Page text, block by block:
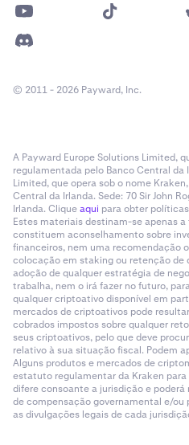
© 2011 - 2026 Payward, Inc.
A Payward Europe Solutions Limited,
regulamentada pelo Banco Central da
Limited, que opera sob o nome
Central da Irlanda. Sede: 70 Sir John
Irlanda. Cliqueaqui para obter
Estes materiais destinam-se apenas
constituem aconselhamento sobre
financeiros, nem uma recomendação
colocação em staking ou retenção de
adoção de qualquer estratégia de
trabalha, nem o irá fazer no futuro,
qualquer criptoativo disponível em
mercados de criptoativos pode
cobrados impostos sobre qualquer
seus criptoativos, pelo que deve
relativo à sua situação fiscal. Podem
Alguns produtos e mercados de
estatuto regulamentar da Kraken
difere consoante a jurisdição e
de compensação governamental e/
as divulgações legais de cada